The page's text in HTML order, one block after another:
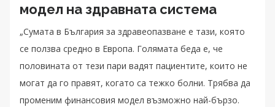
модел на здравната система
„Сумата в България за здравеопазване е тази, която
се ползва средно в Европа. Голямата беда е, че
половината от тези пари вадят пациентите, които не
могат да го правят, когато са тежко болни. Трябва да
променим финансовия модел възможно най-бързо.